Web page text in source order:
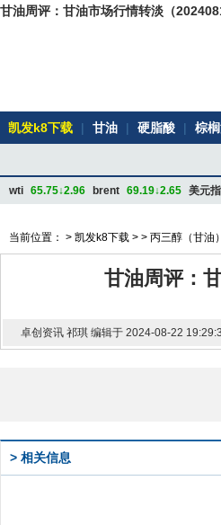
甘油周评：甘油市场行情转淡（
凯发k8下载 | 甘油 | 硬脂酸 | 棕
wti 65.75↓2.96 brent 69.19↓2.65 美元
当前位置： > 凯发k8下载 > > 丙三醇（甘油）
甘油周评：
卓创资讯 祁琪 编辑于 2024-08-22
> 相关信息